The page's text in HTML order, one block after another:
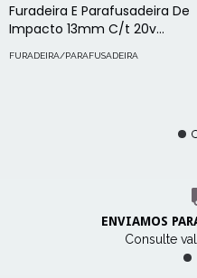
Furadeira E Parafusadeira De
Impacto 13mm C/t 20v
FURADEIRA/PARAFUSADEIRA
ENVIAMOS
Consulte